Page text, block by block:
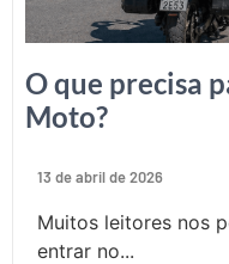
O que precisa
Moto?
13 de abril de 2026
Muitos leitores nos
entrar no...